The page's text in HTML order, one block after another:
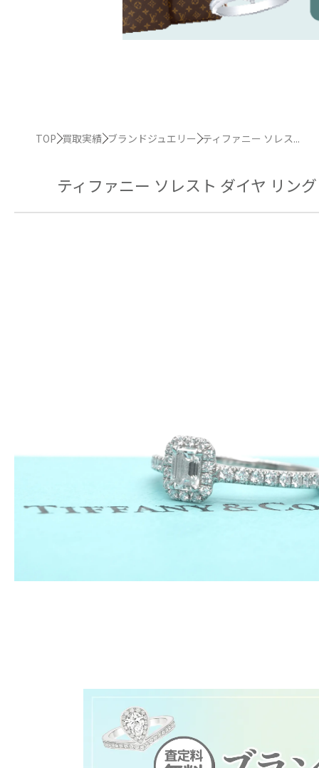
TOP 買取実績 ブランドジュエリー ティファニー ソレス...
ティファニー ソレスト ダイヤ リン